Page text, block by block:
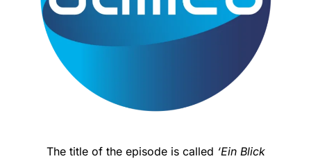
The title of the episode is called ‘Ein Blick